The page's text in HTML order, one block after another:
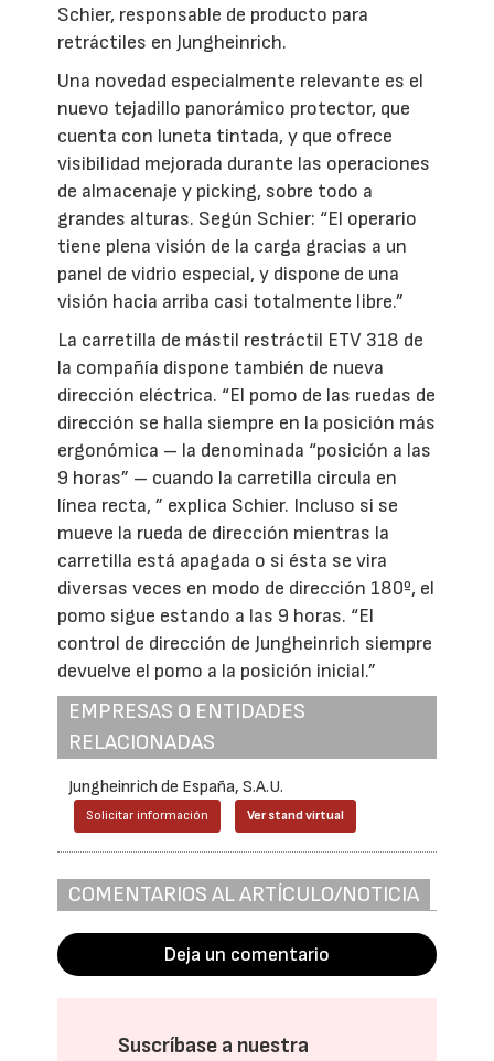
Schier, responsable de producto para
retráctiles en Jungheinrich.
Una novedad especialmente relevante es el
nuevo tejadillo panorámico protector, que
cuenta con luneta tintada, y que ofrece
visibilidad mejorada durante las operaciones
de almacenaje y picking, sobre todo a
grandes alturas. Según Schier: “El operario
tiene plena visión de la carga gracias a un
panel de vidrio especial, y dispone de una
visión hacia arriba casi totalmente libre.”
La carretilla de mástil restráctil ETV 318 de
la compañía dispone también de nueva
dirección eléctrica. “El pomo de las ruedas de
dirección se halla siempre en la posición más
ergonómica – la denominada “posición a las
9 horas” – cuando la carretilla circula en
línea recta, ” explica Schier. Incluso si se
mueve la rueda de dirección mientras la
carretilla está apagada o si ésta se vira
diversas veces en modo de dirección 180º, el
pomo sigue estando a las 9 horas. “El
control de dirección de Jungheinrich siempre
devuelve el pomo a la posición inicial.”
EMPRESAS O ENTIDADES
RELACIONADAS
Jungheinrich de España, S.A.U.
Solicitar información Ver stand virtual
COMENTARIOS AL ARTÍCULO/NOTICIA
Deja un comentario
Suscríbase a nuestra